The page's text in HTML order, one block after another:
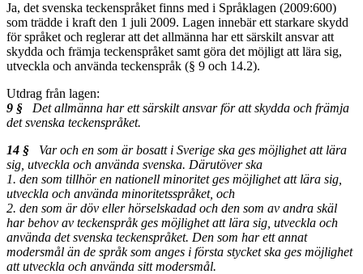
Ja, det svenska teckenspråket finns med i Språklagen (2009:600)
som trädde i kraft den 1 juli 2009. Lagen innebär ett starkare skydd
för språket och reglerar att det allmänna har ett särskilt ansvar att
skydda och främja teckenspråket samt göra det möjligt att lära sig,
utveckla och använda teckenspråk (§ 9 och 14.2).
Utdrag från lagen:
9 § Det allmänna har ett särskilt ansvar för att skydda och främja
det svenska teckenspråket.
14 §
Var och en som är bosatt i Sverige ska ges möjlighet att lära
sig, utveckla och använda svenska. Därutöver ska
1. den som tillhör en nationell minoritet ges möjlighet att lära sig,
utveckla och använda minoritetsspråket, och
2. den som är döv eller hörselskadad och den som av andra skäl
har behov av teckenspråk ges möjlighet att lära sig, utveckla och
använda det svenska teckenspråket. Den som har ett annat
modersmål än de språk som anges i första stycket ska ges möjlighet
att utveckla och använda sitt modersmål.